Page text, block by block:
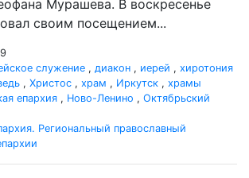
Мурашева. В воскресенье
своим посещением...
служение , диакон , иерей , хиротония
, Христос , храм , Иркутск , храмы
епархия , Ново-Ленино , Октябрьский
Региональный православный